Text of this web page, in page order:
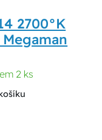
2700°K
2 ks